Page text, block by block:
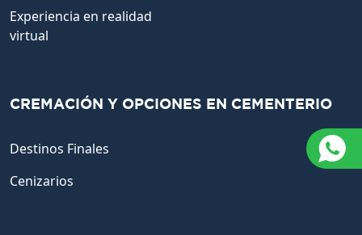
Experiencia en realidad
virtual
CREMACIÓN Y OPCIONES EN CEMENTERIO
Destinos Finales
Cenizarios